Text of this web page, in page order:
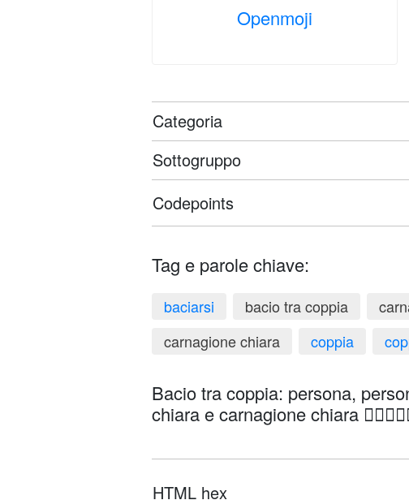
Openmoji
Categoria
Sottogruppo
Codepoints
Tag e parole chiave:
baciarsi bacio tra coppia
carnagione chiara
coppia
Bacio tra coppia: persona,
chiara e carnagione chiara
HTML hex